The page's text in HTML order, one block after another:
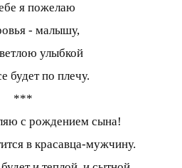
я пожелаю
- малышу,
улыбкой
будет по плечу.
***
с рождением сына!
в красавца-мужчину.